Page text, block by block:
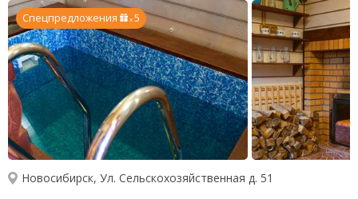
Спецпредложения x5
Новосибирск, Ул. Сельскохозяйственная д. 51